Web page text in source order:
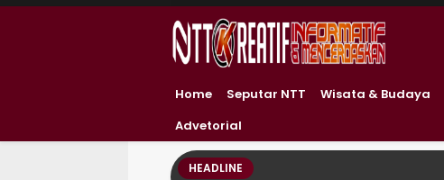
Home Seputar NTT Wisata & Budaya
Advetorial
HEADLINE